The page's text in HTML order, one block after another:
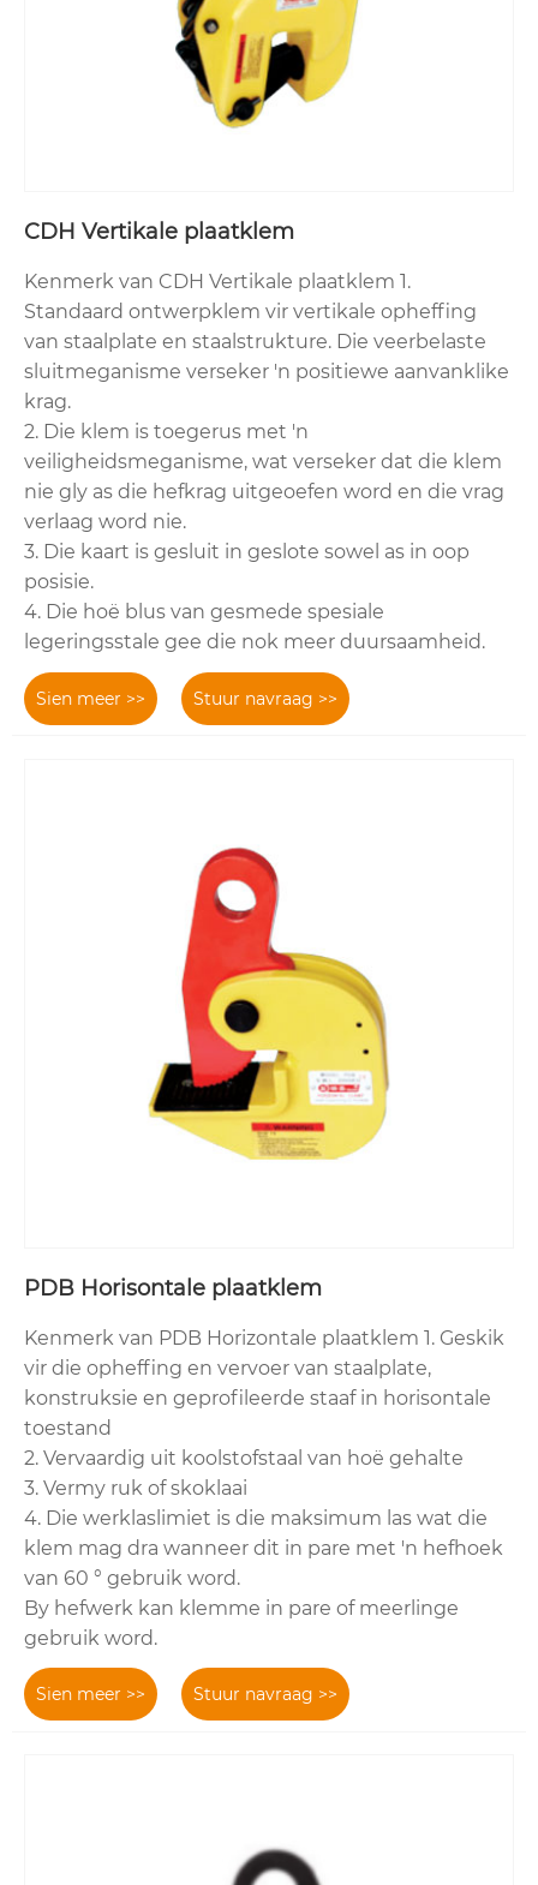
CDH Vertikale plaatklem
Kenmerk van CDH Vertikale plaatklem 1.
Standaard ontwerpklem vir vertikale opheffing
van staalplate en staalstrukture. Die veerbelaste
sluitmeganisme verseker 'n positiewe aanvanklike
krag.
2. Die klem is toegerus met 'n
veiligheidsmeganisme, wat verseker dat die klem
nie gly as die hefkrag uitgeoefen word en die vrag
verlaag word nie.
3. Die kaart is gesluit in geslote sowel as in oop
posisie.
4. Die hoë blus van gesmede spesiale
legeringsstale gee die nok meer duursaamheid.
Sien meer >> Stuur navraag >>
PDB Horisontale plaatklem
Kenmerk van PDB Horizontale plaatklem 1. Geskik
vir die opheffing en vervoer van staalplate,
konstruksie en geprofileerde staaf in horisontale
toestand
2. Vervaardig uit koolstofstaal van hoë gehalte
3. Vermy ruk of skoklaai
4. Die werklaslimiet is die maksimum las wat die
klem mag dra wanneer dit in pare met 'n hefhoek
van 60 ° gebruik word.
By hefwerk kan klemme in pare of meerlinge
gebruik word.
Sien meer >> Stuur navraag >>